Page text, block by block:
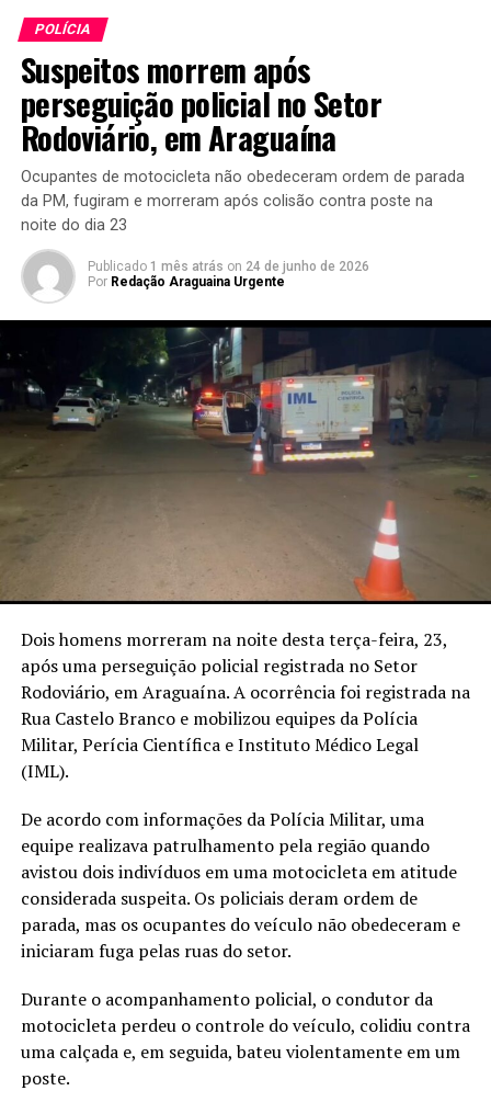
POLÍCIA
Suspeitos morrem após
perseguição policial no Setor
Rodoviário, em Araguaína
Ocupantes de motocicleta não obedeceram ordem de parada
da PM, fugiram e morreram após colisão contra poste na
noite do dia 23
Publicado 1 mês atrás on 24 de junho de 2026
Por Redação Araguaina Urgente
Dois homens morreram na noite desta terça-feira, 23,
após uma perseguição policial registrada no Setor
Rodoviário, em Araguaína. A ocorrência foi registrada na
Rua Castelo Branco e mobilizou equipes da Polícia
Militar, Perícia Científica e Instituto Médico Legal
(IML).
De acordo com informações da Polícia Militar, uma
equipe realizava patrulhamento pela região quando
avistou dois indivíduos em uma motocicleta em atitude
considerada suspeita. Os policiais deram ordem de
parada, mas os ocupantes do veículo não obedeceram e
iniciaram fuga pelas ruas do setor.
Durante o acompanhamento policial, o condutor da
motocicleta perdeu o controle do veículo, colidiu contra
uma calçada e, em seguida, bateu violentamente em um
poste.